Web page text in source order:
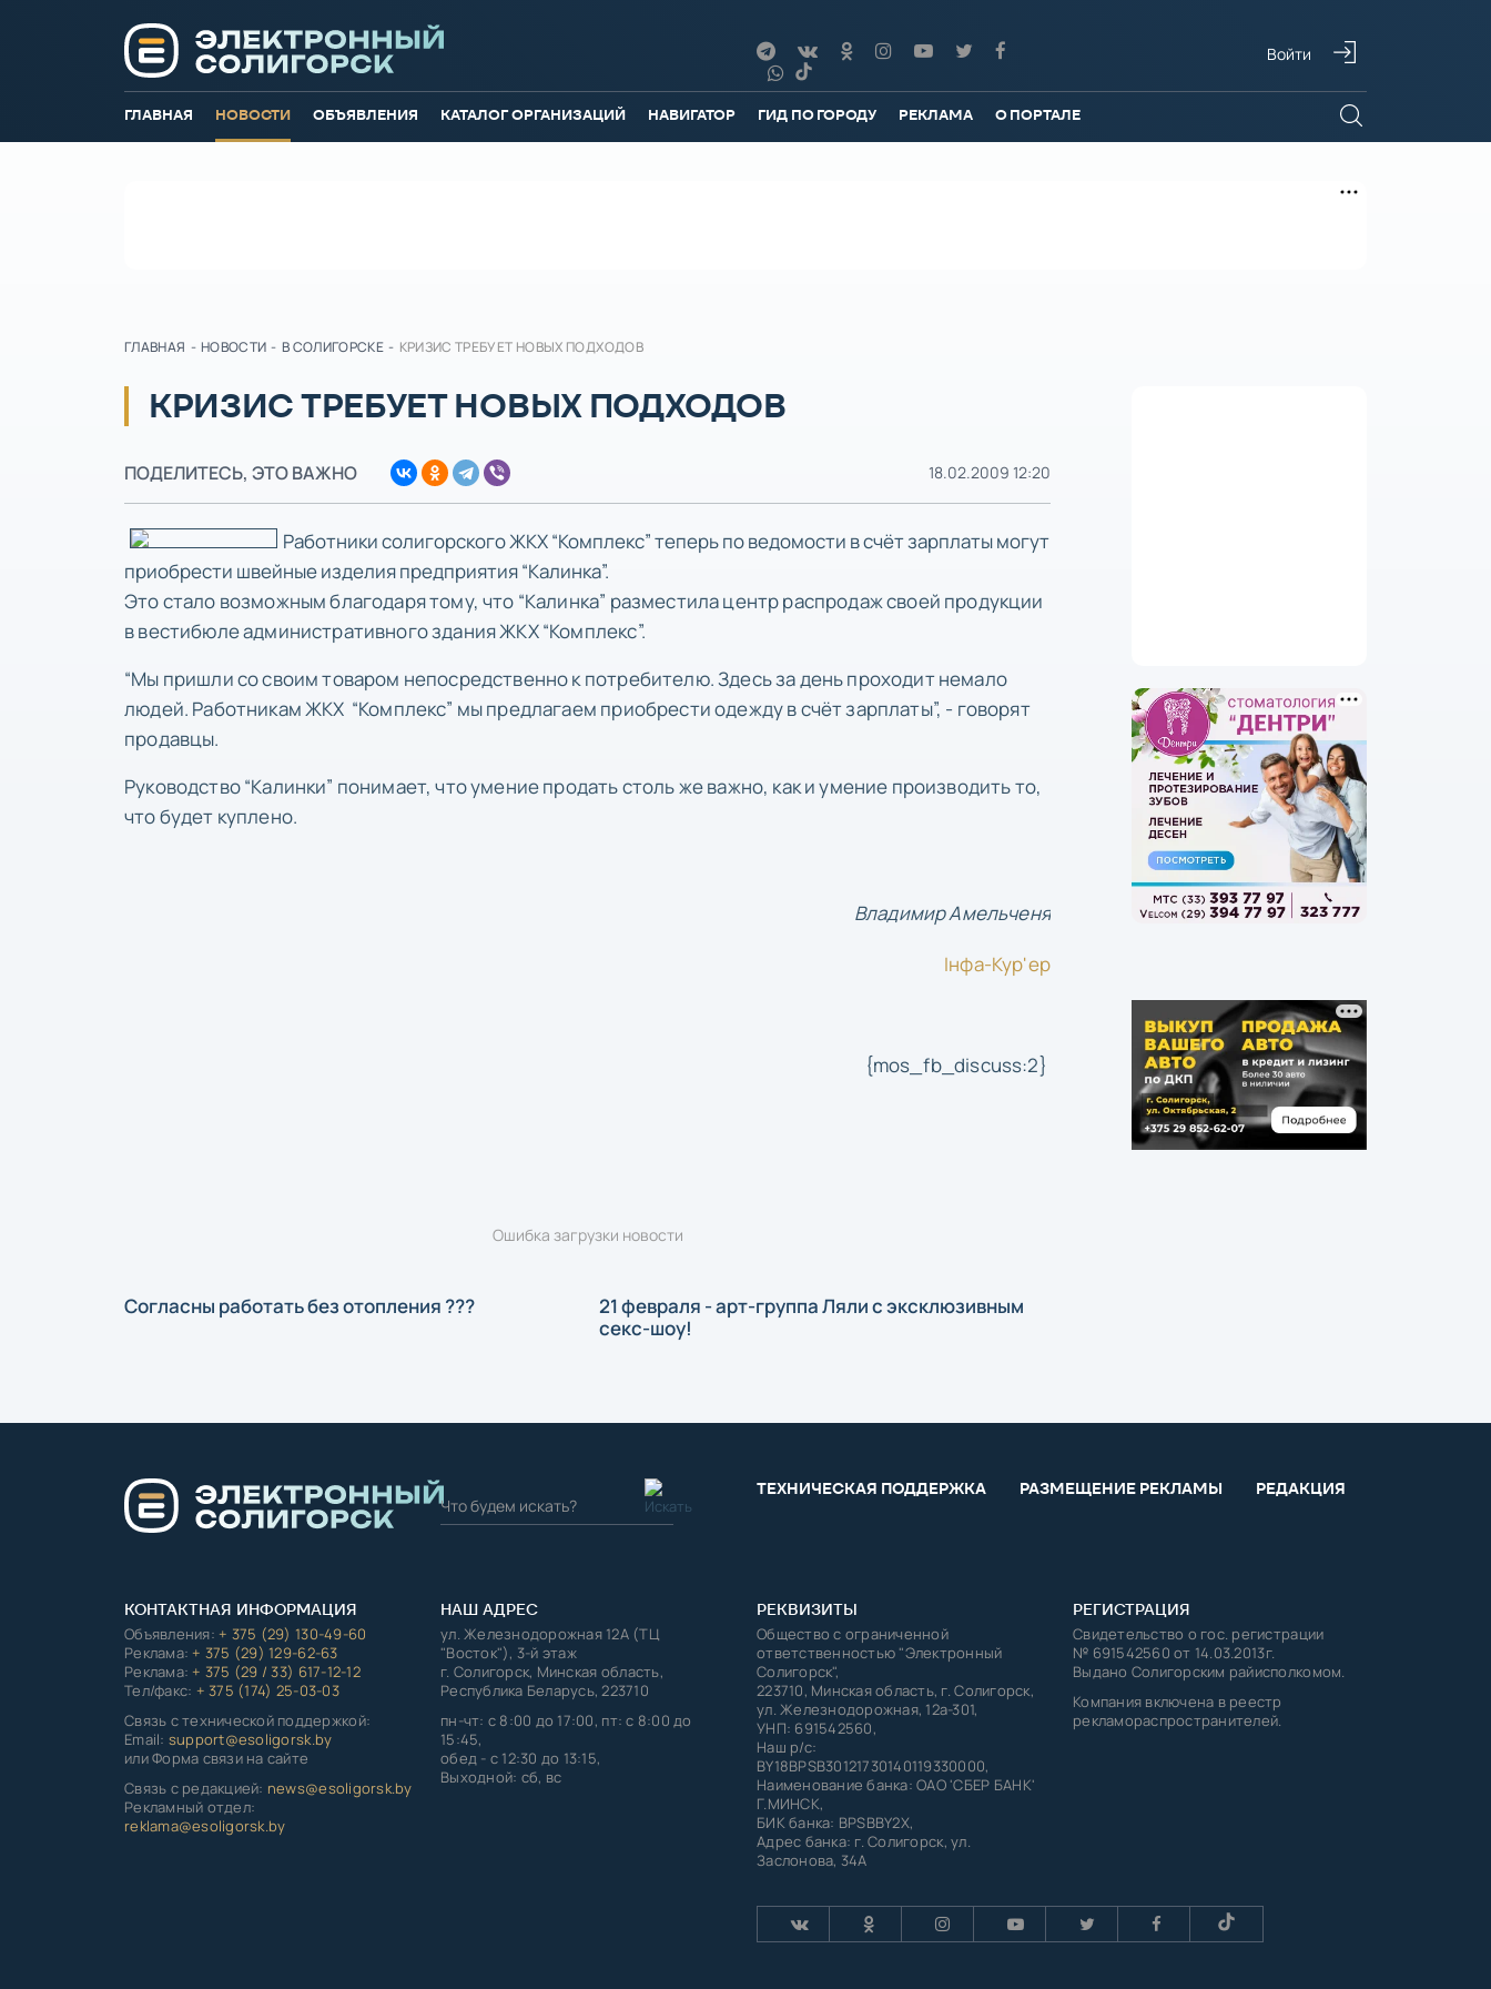
Войти
ГЛАВНАЯ НОВОСТИ ОБЪЯВЛЕНИЯ КАТАЛОГ ОРГАНИЗАЦИЙ НАВИГАТОР ГИД ПО ГОРОДУ РЕКЛАМА О ПОРТАЛЕ
ГЛАВНАЯ - НОВОСТИ - В СОЛИГОРСКЕ - КРИЗИС ТРЕБУЕТ НОВЫХ ПОДХОДОВ
КРИЗИС ТРЕБУЕТ НОВЫХ ПОДХОДОВ
ПОДЕЛИТЕСЬ, ЭТО ВАЖНО 18.02.2009 12:20
Работники солигорского ЖКХ “Комплекс” теперь по ведомости в счёт зарплаты могут
приобрести швейные изделия предприятия “Калинка”.
Это стало возможным благодаря тому, что “Калинка” разместила центр распродаж своей продукции
в вестибюле административного здания ЖКХ “Комплекс”.
“Мы пришли со своим товаром непосредственно к потребителю. Здесь за день проходит немало
людей. Работникам ЖКХ “Комплекс” мы предлагаем приобрести одежду в счёт зарплаты”, - говорят
продавцы.
Руководство “Калинки” понимает, что умение продать столь же важно, как и умение производить то,
что будет куплено.
Владимир Амельченя
Iнфа-Кур'ер
{mos_fb_discuss:2}
Ошибка загрузки новости
Согласны работать без отопления ???
21 февраля - арт-группа Ляли с эксклюзивным
секс-шоу!
ТЕХНИЧЕСКАЯ ПОДДЕРЖКА РАЗМЕЩЕНИЕ РЕКЛАМЫ РЕДАКЦИЯ
КОНТАКТНАЯ ИНФОРМАЦИЯ
Объявления:+ 375 (29) 130-49-60
Реклама:+ 375 (29) 129-62-63
Реклама:+ 375 (29 / 33) 617-12-12
Тел/факс: + 375 (174) 25-03-03
Связь с технической поддержкой:
Email: support@esoligorsk.by
или Форма связи на сайте
Связь с редакцией: news@esoligorsk.by
Рекламный отдел:
reklama@esoligorsk.by
НАШ АДРЕС
ул. Железнодорожная 12А (ТЦ
"Восток"), 3-й этаж
г. Солигорск, Минская область,
Республика Беларусь, 223710
пн-чт: с 8:00 до 17:00, пт: с 8:00 до
15:45,
обед - с 12:30 до 13:15,
Выходной: сб, вс
РЕКВИЗИТЫ
Общество с ограниченной
ответственностью "Электронный
Солигорск",
223710, Минская область, г. Солигорск,
ул. Железнодорожная, 12а-301,
УНП: 691542560,
Наш р/с:
BY18BPSB30121730140119330000,
Наименование банка: ОАО 'СБЕР БАНК'
Г.МИНСК,
БИК банка: BPSBBY2X,
Адрес банка: г. Солигорск, ул.
Заслонова, 34А
РЕГИСТРАЦИЯ
Свидетельство о гос. регистрации
№ 691542560 от 14.03.2013г.
Выдано Солигорским райисполкомом.
Компания включена в реестр
рекламораспространителей.